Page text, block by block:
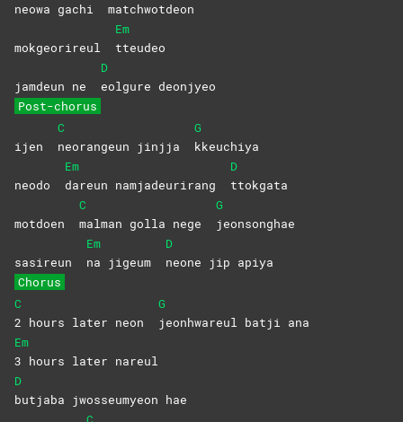
neowa gachi matchwotdeon
mokgeorireul
Em
tteudeo
jamdeun ne
D
eolgure deonjyeo
Post-chorus
ijen
C
neorangeun jinjja
G
kkeuchiya
neodo
Em
dareun namjadeurirang
D
ttokgata
motdoen
C
malman golla nege
G
jeonsonghae
sasireun
Em
na jigeum
D
neone jip apiya
Chorus
C
2 hours later neon
G
jeonhwareul batji ana
Em
3 hours later nareul
D
butjaba jwosseumyeon hae